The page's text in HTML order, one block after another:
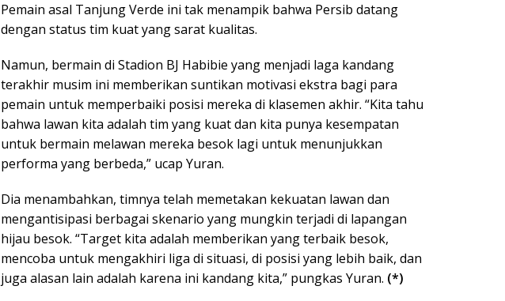
Pemain asal Tanjung Verde ini tak menampik bahwa Persib datang
dengan status tim kuat yang sarat kualitas.
Namun, bermain di Stadion BJ Habibie yang menjadi laga kandang
terakhir musim ini memberikan suntikan motivasi ekstra bagi para
pemain untuk memperbaiki posisi mereka di klasemen akhir. “Kita tahu
bahwa lawan kita adalah tim yang kuat dan kita punya kesempatan
untuk bermain melawan mereka besok lagi untuk menunjukkan
performa yang berbeda,” ucap Yuran.
Dia menambahkan, timnya telah memetakan kekuatan lawan dan
mengantisipasi berbagai skenario yang mungkin terjadi di lapangan
hijau besok. “Target kita adalah memberikan yang terbaik besok,
mencoba untuk mengakhiri liga di situasi, di posisi yang lebih baik, dan
juga alasan lain adalah karena ini kandang kita,” pungkas Yuran. (*)